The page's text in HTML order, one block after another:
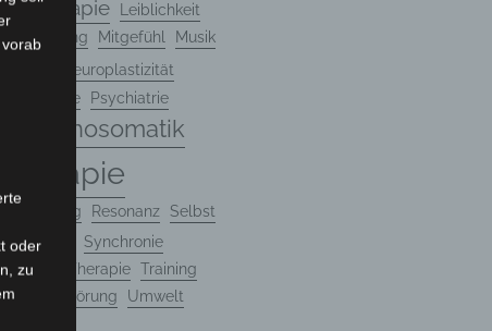
Leiblichkeit
Mitgefühl Musik
Neuroplastizität
Psyche
Psychiatrie
Psychosomatik
Resonanz Selbst
Sprache
Synchronie
Therapie Training
Umwelt
oder
zu